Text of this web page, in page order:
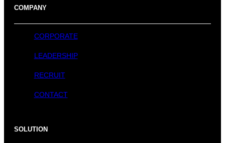
COMPANY
CORPORATE
LEADERSHIP
RECRUIT
CONTACT
SOLUTION